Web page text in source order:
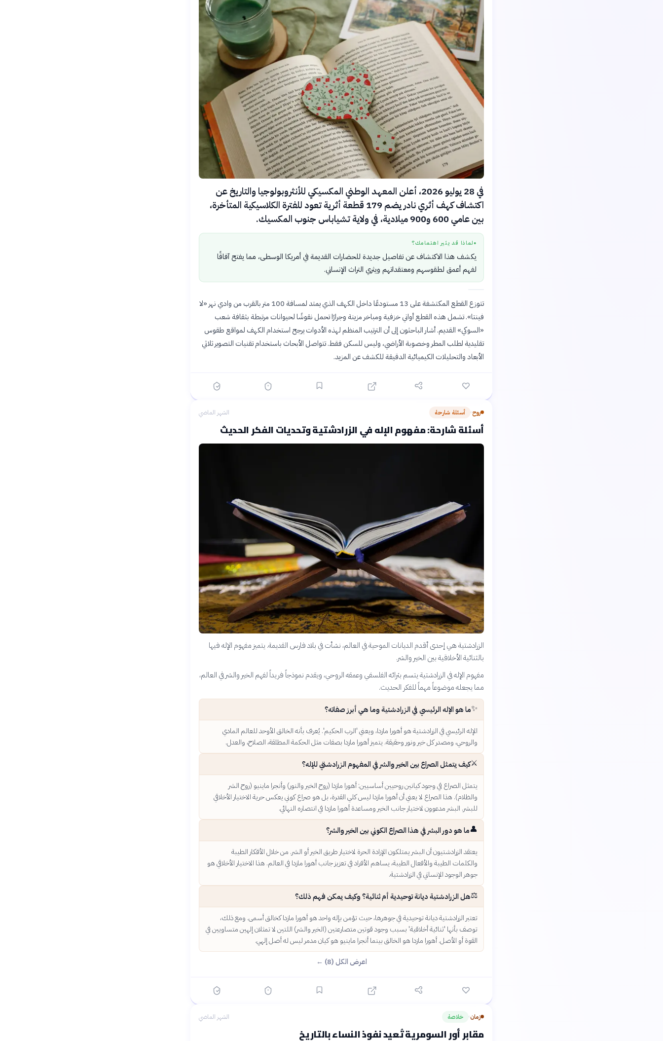
في 28 يوليو 2026، أعلن المعهد الوطني المكسيكي للأنثروبولوجيا والتاريخ عن
اكتشاف كهف أثري نادر يضم 179 قطعة أثرية تعود للفترة الكلاسيكية المتأخرة،
بين عامي 600 و900 ميلادية، في ولاية تشياباس جنوب المكسيك.
● لماذا قد يثير اهتمامك؟
يكشف هذا الاكتشاف عن تفاصيل جديدة للحضارات القديمة في أمريكا الوسطى، مما يفتح آفاقًا
لفهم أعمق لطقوسهم ومعتقداتهم ويثري التراث الإنساني.
تتوزع القطع المكتشفة على 13 مستودعًا داخل الكهف الذي يمتد لمسافة 100 متر بالقرب من وادي نهر «لا
فينتا». تشمل هذه القطع أواني خزفية ومباخر مزينة وجرارًا تحمل نقوشًا لحيوانات مرتبطة بثقافة شعب
«السوكي» القديم. أشار الباحثون إلى أن الترتيب المنظم لهذه الأدوات يرجح استخدام الكهف لمواقع طقوس
تقليدية لطلب المطر وخصوبة الأراضي، وليس للسكن فقط. تتواصل الأبحاث باستخدام تقنيات التصوير ثلاثي
الأبعاد والتحليلات الكيميائية الدقيقة للكشف عن المزيد.
روح› أسئلة شارحة الشهر الماضي
أسئلة شارحة: مفهوم الإله في الزرادشتية وتحديات الفكر الحديث
الزرادشتية هي إحدى أقدم الديانات الموحية في العالم، نشأت في بلاد فارس القديمة. يتميز مفهوم الإله فيها
بالثنائية الأخلاقية بين الخير والشر.
مفهوم الإله في الزرادشتية يتسم بثرائه الفلسفي وعمقه الروحي، ويقدم نموذجاً فريداً لفهم الخير والشر في العالم،
مما يجعله موضوعاً مهماً للفكر الحديث.
✨ما هو الإله الرئيسي في الزرادشتية وما هي أبرز صفاته؟
الإله الرئيسي في الزرادشتية هو أهورا مازدا، ويعني 'الرب الحكيم'. يُعرف بأنه الخالق الأوحد للعالم المادي
والروحي، ومصدر كل خير ونور وحقيقة. يتميز أهورا مازدا بصفات مثل الحكمة المطلقة، الصلاح، والعدل.
⚔️كيف يتمثل الصراع بين الخير والشر في المفهوم الزرادشتي للإله؟
يتمثل الصراع في وجود كيانين روحيين أساسيين: أهورا مازدا (روح الخير والنور) وأنجرا ماينيو (روح الشر
والظلام). هذا الصراع لا يعني أن أهورا مازدا ليس كلي القدرة، بل هو صراع كوني يعكس حرية الاختيار الأخلاقي
للبشر. البشر مدعوون لاختيار جانب الخير ومساعدة أهورا مازدا في انتصاره النهائي.
👤ما هو دور البشر في هذا الصراع الكوني بين الخير والشر؟
يعتقد الزرادشتيون أن البشر يمتلكون الإرادة الحرة لاختيار طريق الخير أو الشر. من خلال الأفكار الطيبة
والكلمات الطيبة والأفعال الطيبة، يساهم الأفراد في تعزيز جانب أهورا مازدا في العالم. هذا الاختيار الأخلاقي هو
جوهر الوجود الإنساني في الزرادشتية.
⚖️هل الزرادشتية ديانة توحيدية أم ثنائية؟ وكيف يمكن فهم ذلك؟
تعتبر الزرادشتية ديانة توحيدية في جوهرها، حيث تؤمن بإله واحد هو أهورا مازدا كخالق أسمى. ومع ذلك،
توصف بأنها 'ثنائية أخلاقية' بسبب وجود قوتين متصارعتين (الخير والشر) اللتين لا تمثلان إلهين متساويين في
القوة أو الأصل. أهورا مازدا هو الخالق بينما أنجرا ماينيو هو كيان مدمر ليس له أصل إلهي.
اعرض الكل (8) ←
زمان› خلاصة الشهر الماضي
مقابر أور السومرية تُعيد نفوذ النساء بالتاريخ